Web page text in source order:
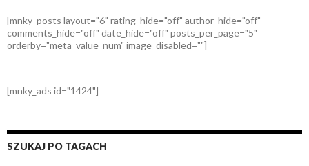
[mnky_posts layout="6" rating_hide="off" author_hide="off"
comments_hide="off" date_hide="off" posts_per_page="5"
orderby="meta_value_num" image_disabled=""]
[mnky_ads id="1424"]
SZUKAJ PO TAGACH